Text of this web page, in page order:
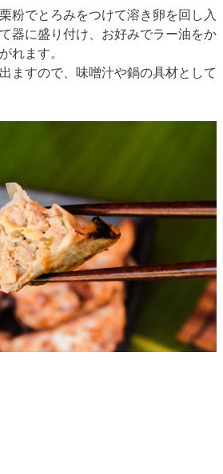
粉でとろみをつけて溶き卵を回し入
器に盛り付け、お好みでラー油をか
れます。
ますので、味噌汁や鍋の具材として